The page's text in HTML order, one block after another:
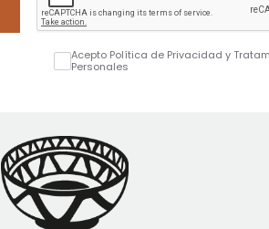
Acepto Política de Privacidad y
Personales